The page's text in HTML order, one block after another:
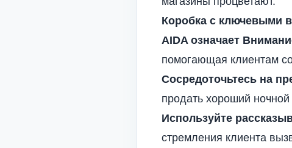
Коробка с ключевыми
AIDA означает
помогающая клиентам
Сосредоточьтесь на
продать хороший ночной
Используйте
стремления клиента